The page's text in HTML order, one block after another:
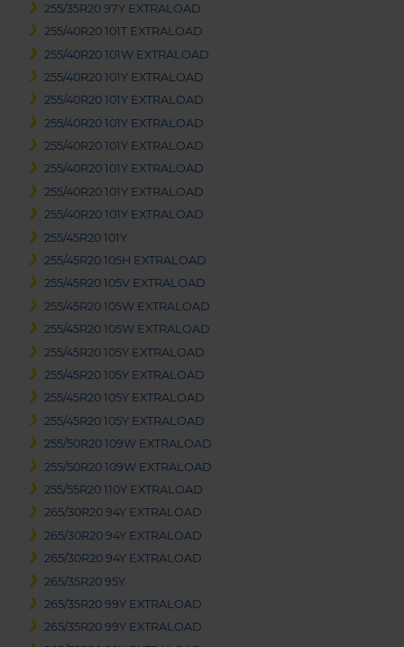
255/35R20 97Y EXTRALOAD
255/40R20 101T EXTRALOAD
255/40R20 101W EXTRALOAD
255/40R20 101Y EXTRALOAD
255/40R20 101Y EXTRALOAD
255/40R20 101Y EXTRALOAD
255/40R20 101Y EXTRALOAD
255/40R20 101Y EXTRALOAD
255/40R20 101Y EXTRALOAD
255/40R20 101Y EXTRALOAD
255/45R20 101Y
255/45R20 105H EXTRALOAD
255/45R20 105V EXTRALOAD
255/45R20 105W EXTRALOAD
255/45R20 105W EXTRALOAD
255/45R20 105Y EXTRALOAD
255/45R20 105Y EXTRALOAD
255/45R20 105Y EXTRALOAD
255/45R20 105Y EXTRALOAD
255/50R20 109W EXTRALOAD
255/50R20 109W EXTRALOAD
255/55R20 110Y EXTRALOAD
265/30R20 94Y EXTRALOAD
265/30R20 94Y EXTRALOAD
265/30R20 94Y EXTRALOAD
265/35R20 95Y
265/35R20 99Y EXTRALOAD
265/35R20 99Y EXTRALOAD